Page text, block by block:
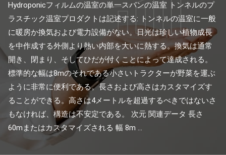
Hydroponicフィルムの温室の単一スパンの温室 トンネルのプ
ラスチック温室プロダクトは記述する: トンネルの温室に一般
に暖房か換気および電力設備がない。日光は珍しい植物成長
を中作成する外側より熱い内部を大いに熱する。換気は通常
開き、閉まり、そしてひだが付くことによって達成される。
標準的な幅は8mのそれである小さいトラクターが野菜を運ぶ
ように非常に便利である。長さおよび高さはカスタマイズす
ることができる。高さは4メートルを超過するべきではないさ
もなければ、構造は不安定である。 次元 関連データ 長さ
60mまたはカスタマイズされる 幅 8m ...